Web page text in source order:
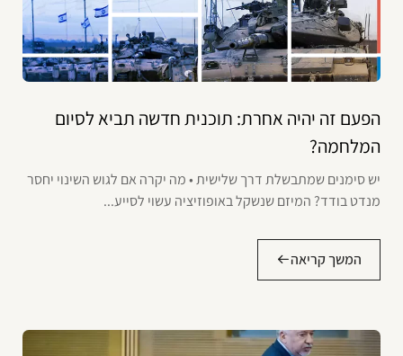
הפעם זה יהיה אחרת: תוכנית חדשה תביא לסיום
המלחמה?
יש סימנים שמתבשלת דרך שלישית • מה יקרה אם לגוש השינוי יחסר
מנדט בודד? המיזם שנשקל באופוזיציה עשוי לסייע...
המשך קריאה